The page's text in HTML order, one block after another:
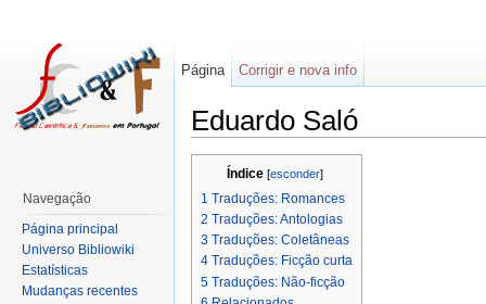
Eduardo Saló
Índice [esconder]
1 Traduções: Romances
2 Traduções: Antologias
3 Traduções: Coletâneas
4 Traduções: Ficção curta
5 Traduções: Não-ficção
Página Corrigir e nova info
Navegação
Página principal
Universo Bibliowiki
Estatísticas
Mudanças recentes